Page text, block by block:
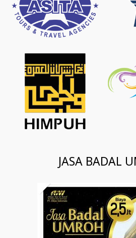
JASA BADAL